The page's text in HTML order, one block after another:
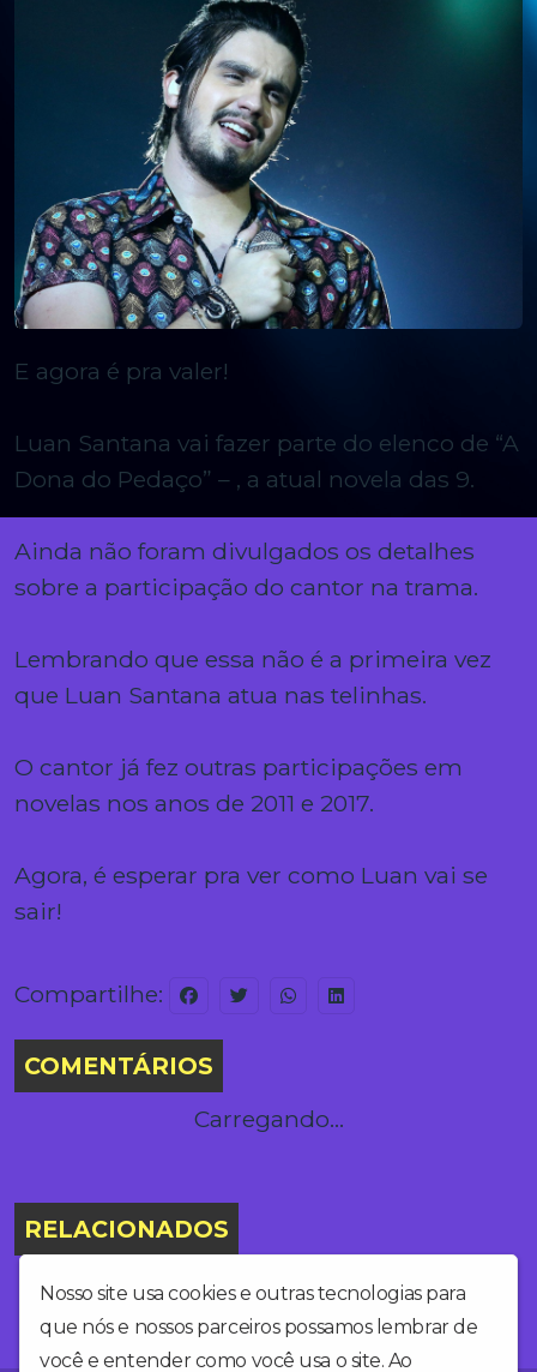
E agora é pra valer!
Luan Santana vai fazer parte do elenco de “A
Dona do Pedaço” – , a atual novela das 9.
Ainda não foram divulgados os detalhes
sobre a participação do cantor na trama.
Lembrando que essa não é a primeira vez
que Luan Santana atua nas telinhas.
O cantor já fez outras participações em
novelas nos anos de 2011 e 2017.
Agora, é esperar pra ver como Luan vai se
sair!
Compartilhe:
COMENTÁRIOS
Carregando...
RELACIONADOS
Nosso site usa cookies e outras tecnologias para
que nós e nossos parceiros possamos lembrar de
você e entender como você usa o site. Ao